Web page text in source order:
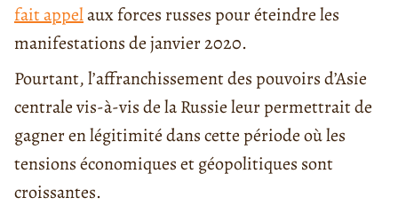
fait appelaux forces russes pour éteindre les
manifestations de janvier 2020.
Pourtant, l’affranchissement des pouvoirs d’Asie
centrale vis-à-vis de la Russie leur permettrait de
gagner en légitimité dans cette période où les
tensions économiques et géopolitiques sont
croissantes.